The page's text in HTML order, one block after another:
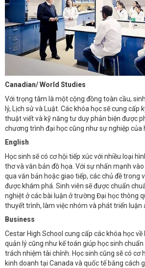
Canadian/ World Studies
Với trọng tâm là một cộng đồng toàn cầu,
lý, Lịch sử và Luật. Các khóa học sẽ cung cấp
thuật viết và kỹ năng tư duy phản biện được
chương trình đại học cũng như sự nghiệp của
English
Học sinh sẽ có cơ hội tiếp xúc với nhiều loại
thơ và văn bản đồ họa. Với sự nhấn mạnh
qua văn bản hoặc giao tiếp, các chủ đề trong
được khám phá. Sinh viên sẽ được chuẩn
nghiệt ở các bài luận ở trường Đại học thông
thuyết trình, làm việc nhóm và phát triển luận
Business
Cestar High School cung cấp các khóa học
quản lý cũng như kế toán giúp học sinh
trách nhiệm tài chính. Học sinh cũng sẽ có cơ
kinh doanh tại Canada và quốc tế bằng cách